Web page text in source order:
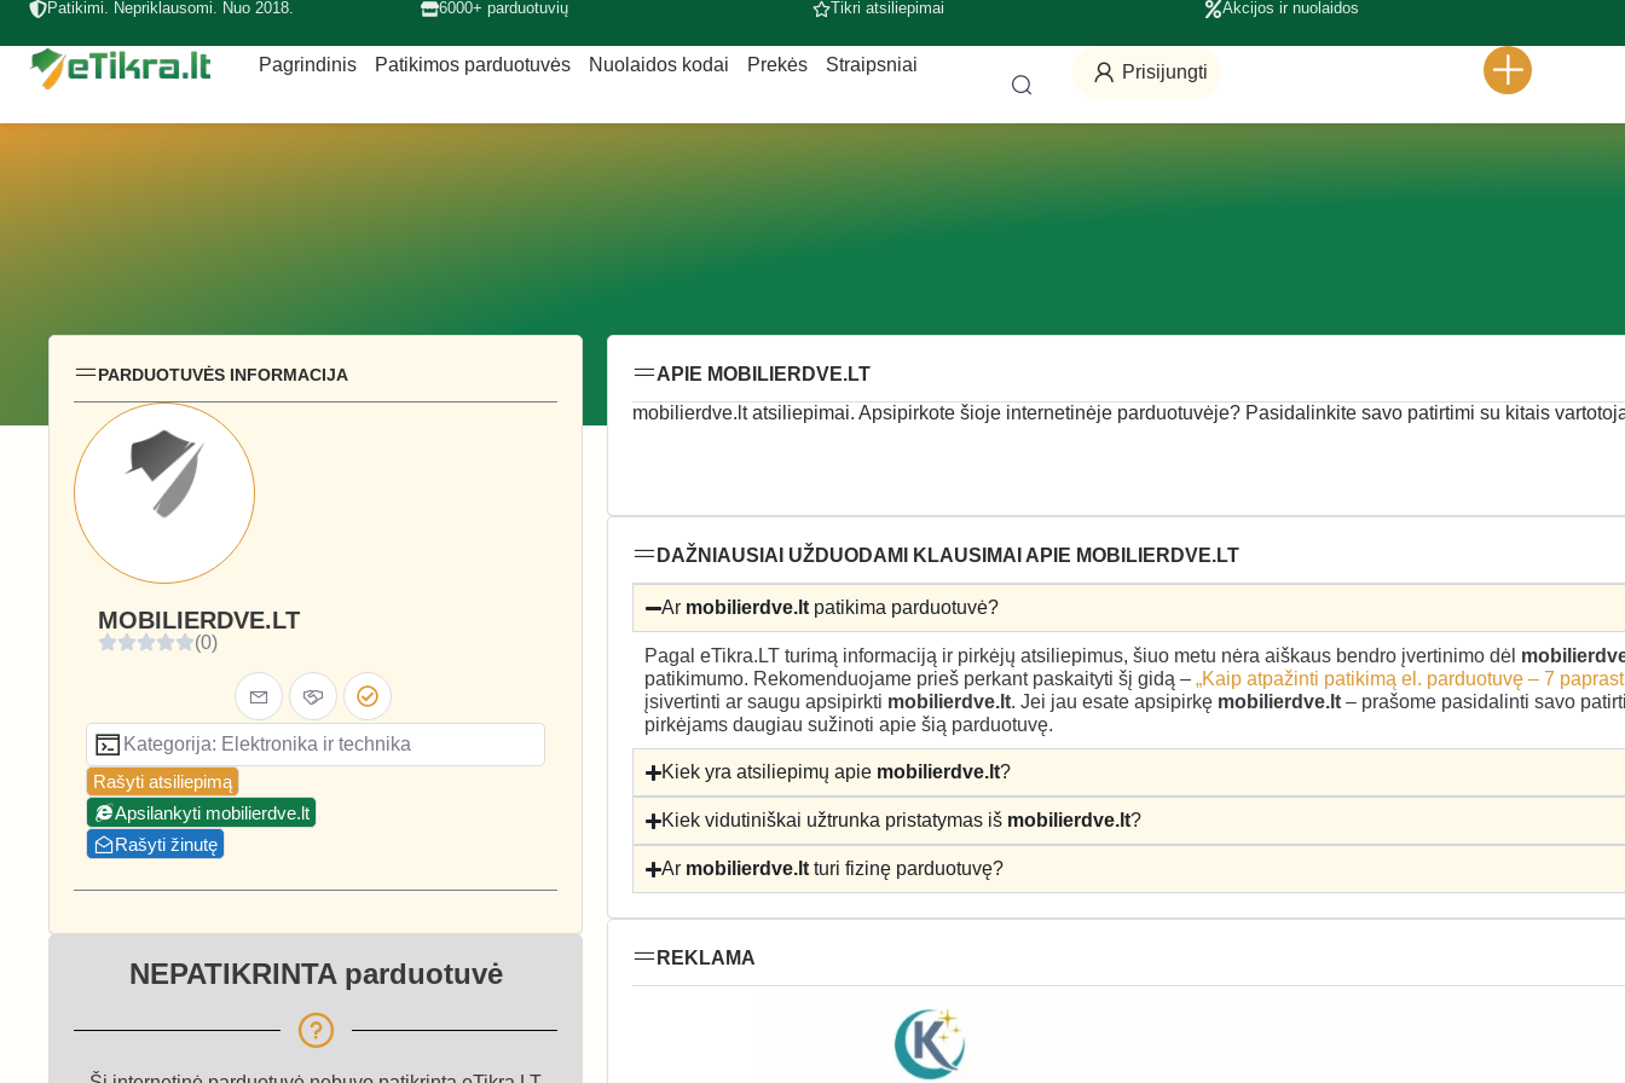
Patikimi. Nepriklausomi. Nuo 2018. 6000+ parduotuvių Tikri atsiliepimai Akcijos ir nuolaidos
Pagrindinis Patikimos parduotuvės Nuolaidos kodai Prekės Straipsniai Prisijungti
PARDUOTUVĖS INFORMACIJA
MOBILIERDVE.LT
(0)
Kategorija: Elektronika ir technika
Rašyti atsiliepimą
Apsilankyti mobilierdve.lt
Rašyti žinutę
NEPATIKRINTA parduotuvė
APIE MOBILIERDVE.LT
mobilierdve.lt atsiliepimai. Apsipirkote šioje internetinėje parduotuvėje? Pasidalinkite savo patirtimi su kitais
DAŽNIAUSIAI UŽDUODAMI KLAUSIMAI APIE MOBILIERDVE.LT
Ar mobilierdve.lt patikima parduotuvė?
Pagal eTikra.LT turimą informaciją ir pirkėjų atsiliepimus, šiuo metu nėra aiškaus bendro įvertinimo dėl
patikimumo. Rekomenduojame prieš perkant paskaityti šį gidą – „Kaip atpažinti patikimą el. parduotuvę – 7
įsivertinti ar saugu apsipirkti mobilierdve.lt. Jei jau esate apsipirkę mobilierdve.lt – prašome pasidalinti savo
pirkėjams daugiau sužinoti apie šią parduotuvę.
Kiek yra atsiliepimų apie mobilierdve.lt?
Kiek vidutiniškai užtrunka pristatymas iš mobilierdve.lt?
Ar mobilierdve.lt turi fizinę parduotuvę?
REKLAMA